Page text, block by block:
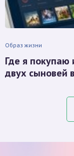
Образ жизни
Где я
двух сыновей